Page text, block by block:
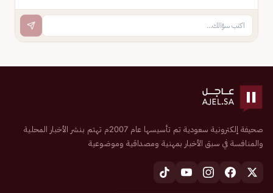
صحيفة إلكترونية سعودية تم تأسيسها عام 2007م تهتم بنشر الأخبار المحلية
والمنافسة في سبق الأخبار بمهنية ومصداقية وموضوعية